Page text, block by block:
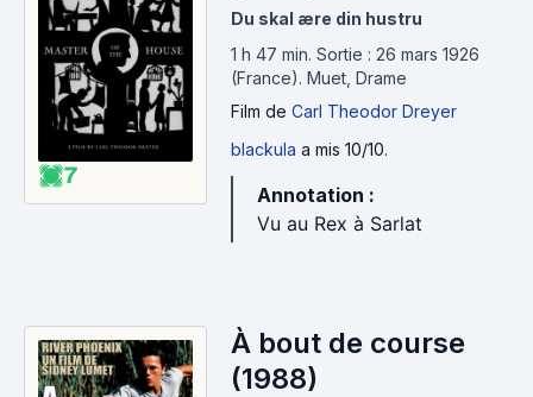
7
Du skal ære din hustru
1 h 47 min. Sortie : 26 mars 1926
(France). Muet, Drame
Film de Carl Theodor Dreyer
blackula a mis 10/10.
Annotation :
Vu au Rex à Sarlat
À bout de course
(1988)